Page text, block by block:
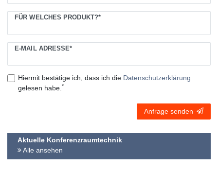
FÜR WELCHES PRODUKT?*
E-MAIL ADRESSE*
Hiermit bestätige ich, dass ich die Daten­schutz­erklärung
gelesen habe. *
Anfrage senden
Aktuelle Konferenzraumtechnik
Alle ansehen